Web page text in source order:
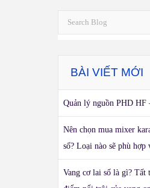
BÀI VIẾT MỚI
Quản lý nguồn PHD HF
Nên chọn mua mixer
số? Loại nào sẽ phù hợp
Vang cơ lai số là gì? Tất